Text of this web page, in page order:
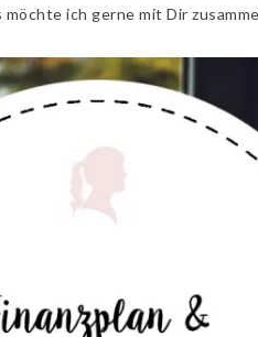
ich gerne mit Dir